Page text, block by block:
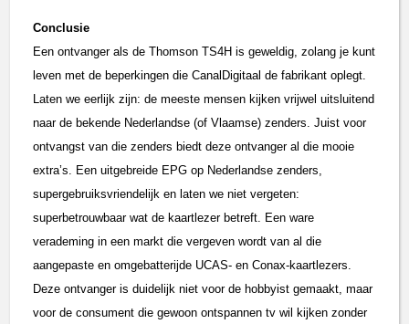
Conclusie
Een ontvanger als de Thomson TS4H is geweldig, zolang je kunt
leven met de beperkingen die CanalDigitaal de fabrikant oplegt.
Laten we eerlijk zijn: de meeste mensen kijken vrijwel uitsluitend
naar de bekende Nederlandse (of Vlaamse) zenders. Juist voor
ontvangst van die zenders biedt deze ontvanger al die mooie
extra’s. Een uitgebreide EPG op Nederlandse zenders,
supergebruiksvriendelijk en laten we niet vergeten:
superbetrouwbaar wat de kaartlezer betreft. Een ware
verademing in een markt die vergeven wordt van al die
aangepaste en omgebatterijde UCAS- en Conax-kaartlezers.
Deze ontvanger is duidelijk niet voor de hobbyist gemaakt, maar
voor de consument die gewoon ontspannen tv wil kijken zonder